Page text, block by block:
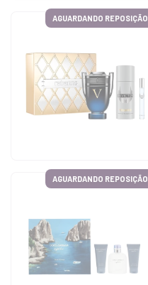
AGUARDANDO REPOSIÇÃO
AGUARDANDO REPOSIÇÃO